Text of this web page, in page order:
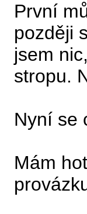
První
později
jsem
stropu.
Nyní se
Mám